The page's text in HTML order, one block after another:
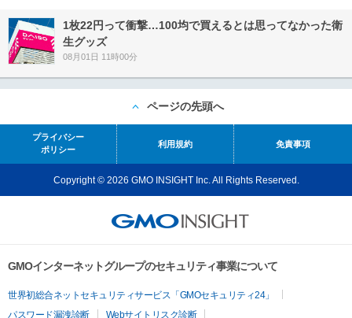
1枚22円って衝撃…100均で買えるとは思ってなかった衛
生グッズ
08月01日 11時00分
ページの先頭へ
プライバシー
ポリシー
利用規約 免責事項
Copyright © 2026 GMO INSIGHT Inc. All Rights Reserved.
GMOインターネットグループのセキュリティ事業について
世界初総合ネットセキュリティサービス「GMOセキュリティ24」
パスワード漏洩診断
Webサイトリスク診断